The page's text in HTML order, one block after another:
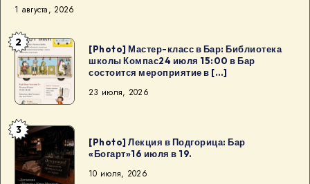
1 августа, 2026
[Photo]
Мастер-
класс
в
Библиотека
школы
Компас24
2
[Photo] Мастер-класс в Бар: Библиотека
школы Компас24 июля 15:00 в Бар
состоится мероприятие в […]
23 июля, 2026
[Photo]
Лекция
в
3
[Photo] Лекция в Подгорица: Бар
«Богарт»16 июля в 19.
10 июля, 2026